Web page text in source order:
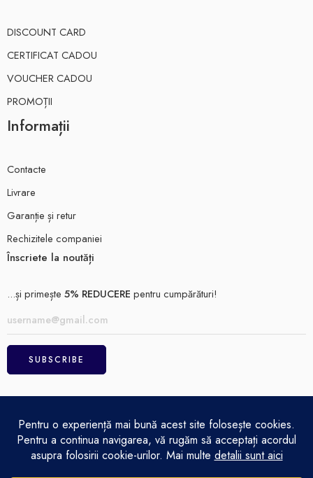
DISCOUNT CARD
CERTIFICAT CADOU
VOUCHER CADOU
PROMOȚII
Informații
Contacte
Livrare
Garanție și retur
Rechizitele companiei
Înscriete la noutăți
...și primește 5% REDUCERE pentru cumpărături!
ELECTRO MAGAZIN SRL© 2026